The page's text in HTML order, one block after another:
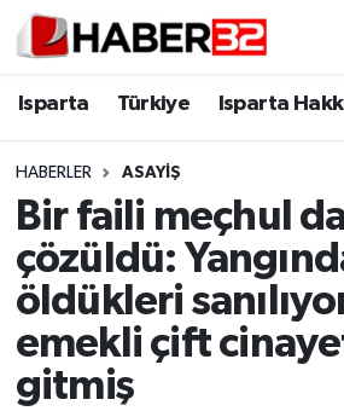
Isparta Türkiye Isparta
HABERLER ASAYİŞ
Bir faili meçhul
çözüldü:
öldükleri
emekli çift
gitmiş
Isparta
Esnaf Diyor ki;
ASAYİŞ
BİLİM VE TEKNOLOJİ
EĞİTİM
Isparta Nöbetçi Eczaneler
Isparta Trafik Yoğunluk
Süper Lig Puan Durumu ve
Tüm Manşetler
Son Dakika Haberleri